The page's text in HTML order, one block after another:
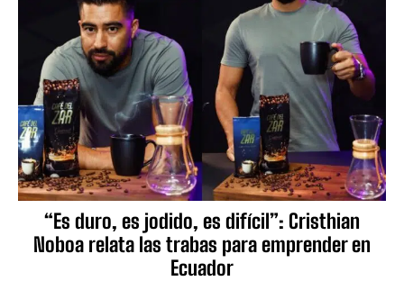
“Es duro, es jodido, es difícil”: Cristhian
Noboa relata las trabas para emprender en
Ecuador